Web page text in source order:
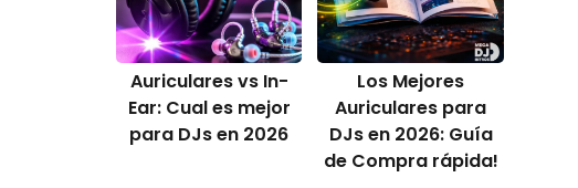
Auriculares vs In-
Ear: Cual es mejor
para DJs en 2026
Los Mejores
Auriculares para
DJs en 2026: Guía
de Compra rápida!